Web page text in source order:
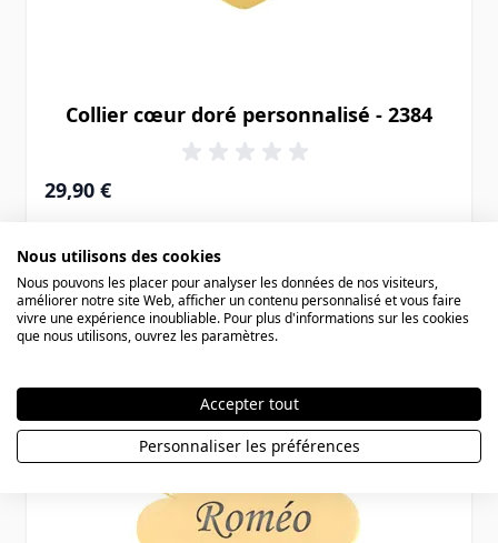
Collier cœur doré personnalisé - 2384
29,90 €
Nous utilisons des cookies
Nous pouvons les placer pour analyser les données de nos visiteurs,
améliorer notre site Web, afficher un contenu personnalisé et vous faire
vivre une expérience inoubliable. Pour plus d'informations sur les cookies
que nous utilisons, ouvrez les paramètres.
Accepter tout
Personnaliser les préférences